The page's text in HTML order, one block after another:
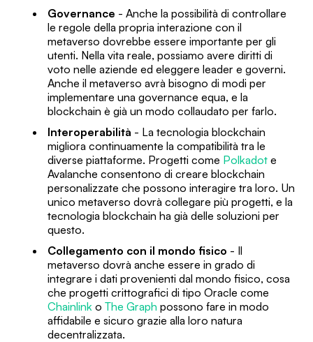
Governance - Anche la possibilità di controllare
le regole della propria interazione con il
metaverso dovrebbe essere importante per gli
utenti. Nella vita reale, possiamo avere diritti di
voto nelle aziende ed eleggere leader e governi.
Anche il metaverso avrà bisogno di modi per
implementare una governance equa, e la
blockchain è già un modo collaudato per farlo.
Interoperabilità - La tecnologia blockchain
migliora continuamente la compatibilità tra le
diverse piattaforme. Progetti come Polkadot e
Avalanche consentono di creare blockchain
personalizzate che possono interagire tra loro. Un
unico metaverso dovrà collegare più progetti, e la
tecnologia blockchain ha già delle soluzioni per
questo.
Collegamento con il mondo fisico - Il
metaverso dovrà anche essere in grado di
integrare i dati provenienti dal mondo fisico, cosa
che progetti crittografici di tipo Oracle come
Chainlink o The Graph possono fare in modo
affidabile e sicuro grazie alla loro natura
decentralizzata.